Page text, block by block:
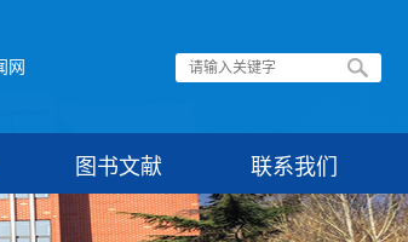
网
图书文献 联系我们